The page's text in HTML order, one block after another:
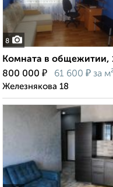
8
Комната в общежитии,
800 000 ₽ 61 600 ₽ за
Железнякова 18